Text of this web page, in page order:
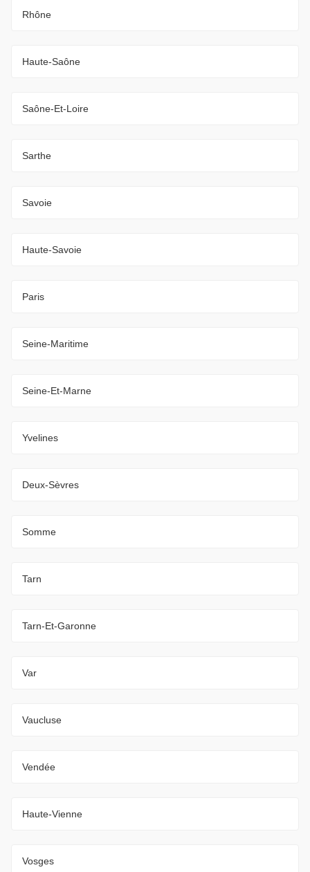
Rhône
Haute-Saône
Saône-Et-Loire
Sarthe
Savoie
Haute-Savoie
Paris
Seine-Maritime
Seine-Et-Marne
Yvelines
Deux-Sèvres
Somme
Tarn
Tarn-Et-Garonne
Var
Vaucluse
Vendée
Haute-Vienne
Vosges